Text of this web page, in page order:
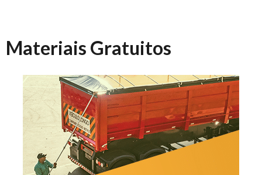
Materiais Gratuitos